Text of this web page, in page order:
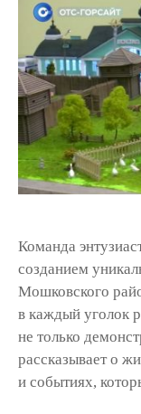
Команда
созданием
Мошковского
в каждый уголок
не только
рассказывает о
и событиях,